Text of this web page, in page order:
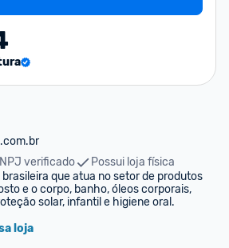
verificado
Possui loja física
que atua no setor de produtos
e o corpo, banho, óleos corporais,
solar, infantil e higiene oral.
loja